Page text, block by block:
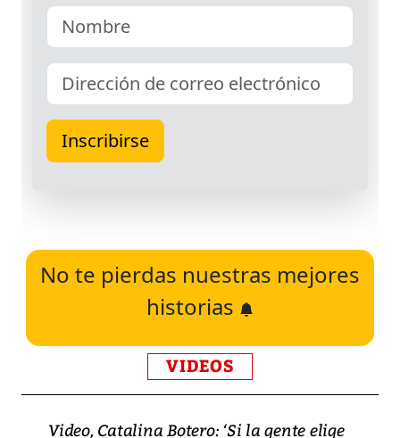
No te pierdas nuestras mejores
historias
VIDEOS
Video, Catalina Botero: ‘Si la gente elige